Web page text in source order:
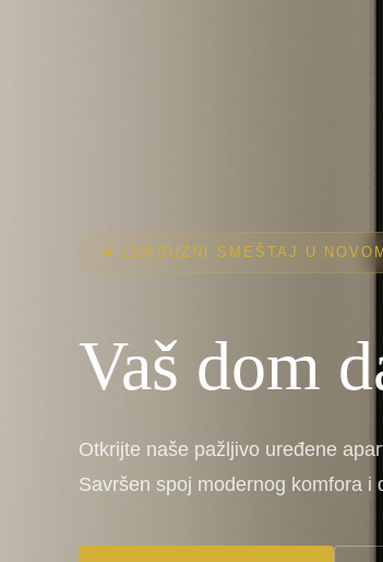
★ LUKSUZNI SMEŠTAJ U
Vaš dom
Otkrijte naše pažljivo uređene
Savršen spoj modernog komfora i